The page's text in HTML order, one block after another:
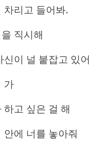
차리고 들어봐.
직시해
신이 널 붙잡고 있어
가
하고 싶은 걸 해
안에 너를 놓아줘